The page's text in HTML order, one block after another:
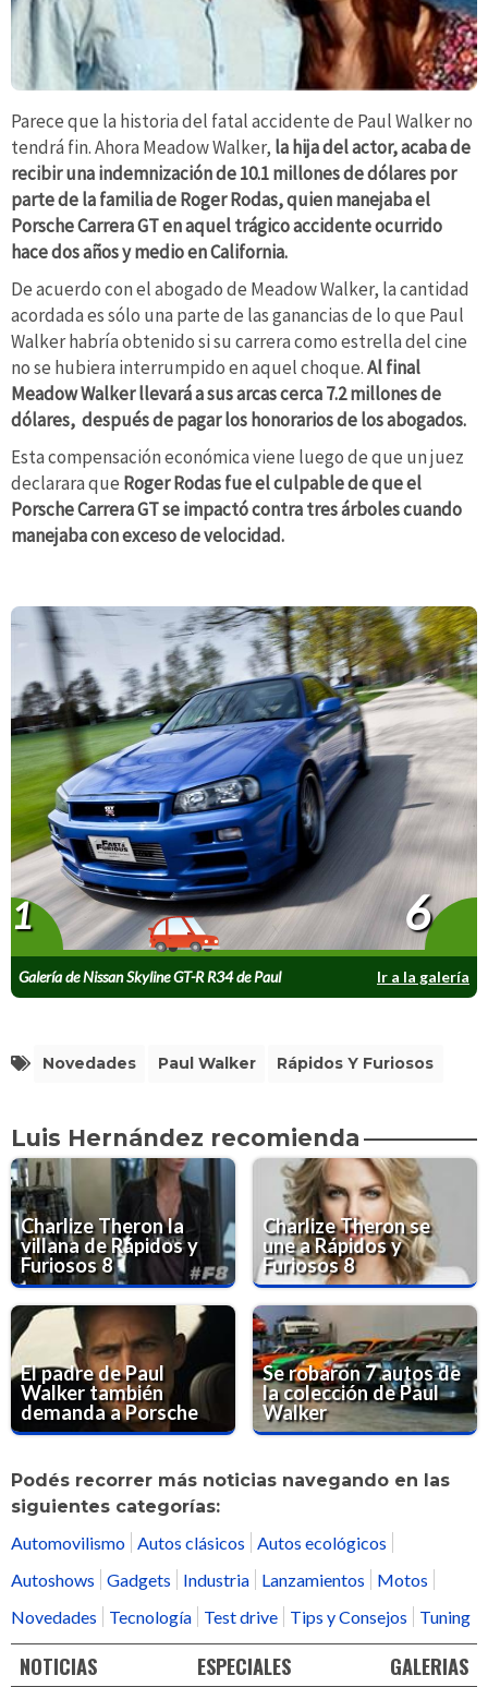
Parece que la historia del fatal accidente de Paul Walker no
tendrá fin. Ahora Meadow Walker, la hija del actor, acaba de
recibir una indemnización de 10.1 millones de dólares por
parte de la familia de Roger Rodas, quien manejaba el
Porsche Carrera GT en aquel trágico accidente ocurrido
hace dos años y medio en California.
De acuerdo con el abogado de Meadow Walker, la cantidad
acordada es sólo una parte de las ganancias de lo que Paul
Walker habría obtenido si su carrera como estrella del cine
no se hubiera interrumpido en aquel choque.Al final
Meadow Walker llevará a sus arcas cerca 7.2 millones de
dólares, después de pagar los honorarios de los abogados.
Esta compensación económica viene luego de que un juez
declarara que Roger Rodas fue el culpable de que el
Porsche Carrera GT se impactó contra tres árboles cuando
manejaba con exceso de velocidad.
Galería de Nissan Skyline GT-R R34 de Paul
Walker
Ir a la galería
1 6
Novedades Paul Walker Rápidos Y Furiosos
Luis Hernández recomienda
Charlize Theron la
villana de Rápidos y
Furiosos 8
Charlize Theron se
une a Rápidos y
Furiosos 8
El padre de Paul
Walker también
demanda a Porsche
Se robaron 7 autos de
la colección de Paul
Walker
Podés recorrer más noticias navegando en las
siguientes categorías:
Automovilismo Autos clásicos
Autos ecológicos
Autoshows
Gadgets Industria Lanzamientos
Motos
Novedades
Tecnología Test drive Tips y Consejos Tuning
NOTICIAS ESPECIALES GALERIAS